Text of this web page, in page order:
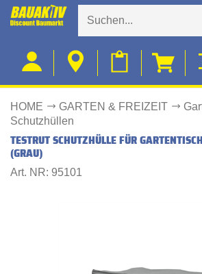
HOME GARTEN & FREIZEIT
Schutzhüllen
TESTRUT SCHUTZHÜLLE FÜR
(GRAU)
Art. NR: 95101